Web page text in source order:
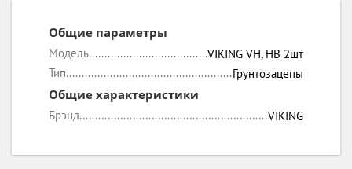
Общие параметры
Модель
VIKING VH, HB 2шт
Тип
Грунтозацепы
Общие характеристики
Брэнд VIKING